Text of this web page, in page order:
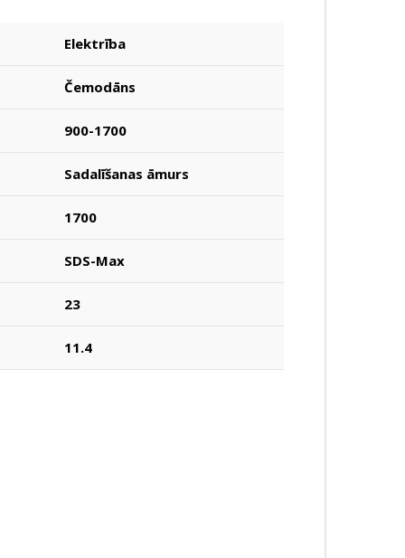
Elektrība
Čemodāns
900-1700
Sadalīšanas āmurs
1700
SDS-Max
23
11.4